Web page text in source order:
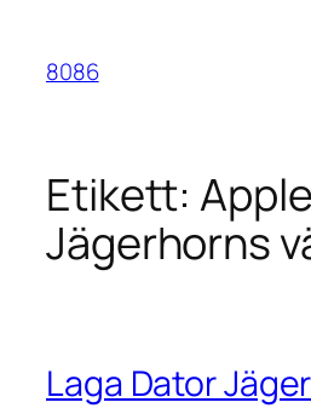
innehåll
8086
Etikett:
Jägerhorns
Laga Dator